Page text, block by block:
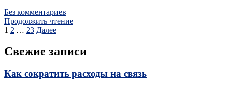
Без комментариев
Продолжить чтение
Пагинация
записей
1 2 … 23 Далее
Свежие записи
Как сократить расходы на связь